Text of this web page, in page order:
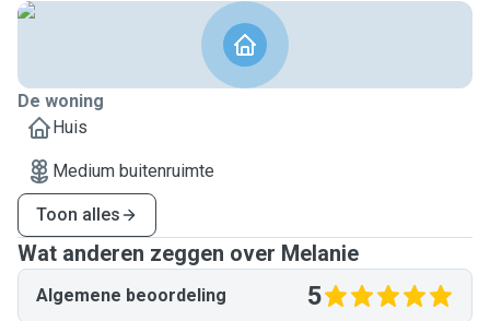
De woning
Huis
Medium buitenruimte
Toon alles
Wat anderen zeggen over Melanie
Algemene beoordeling 5